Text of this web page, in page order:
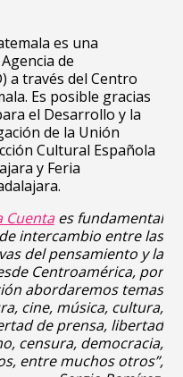
es una
de
a través del Centro
Es posible gracias
el Desarrollo y la
de la Unión
Cultural Española
y Feria
Cuentaes fundamental
intercambio entre las
del pensamiento y la
Centroamérica, por
abordaremos temas
cine, música, cultura,
de prensa, libertad
censura, democracia,
entre muchos otros”,